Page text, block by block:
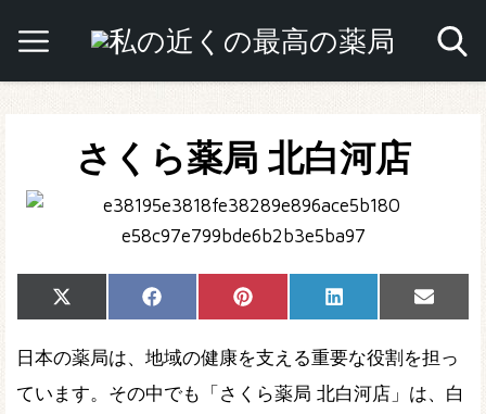
さくら薬局 北白河店
Share
on
X
(Twitter)
Share
on
Facebook Share
on
Pinterest Share
on
LinkedIn
Share
on
Email
日本の薬局は、地域の健康を支える重要な役割を担っ
ています。その中でも「さくら薬局 北白河店」は、白